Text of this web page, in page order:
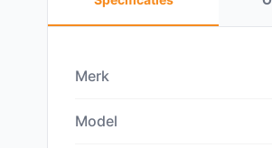
Merk
Model